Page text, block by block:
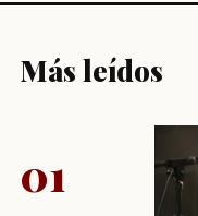
Más leídos
01